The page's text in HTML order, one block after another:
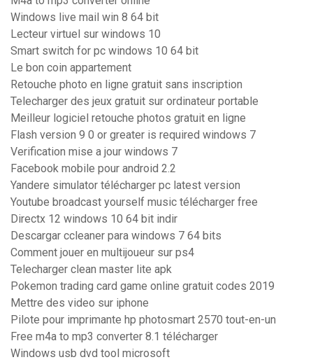
Windows live mail win 8 64 bit
Lecteur virtuel sur windows 10
Smart switch for pc windows 10 64 bit
Le bon coin appartement
Retouche photo en ligne gratuit sans inscription
Telecharger des jeux gratuit sur ordinateur portable
Meilleur logiciel retouche photos gratuit en ligne
Flash version 9 0 or greater is required windows 7
Verification mise a jour windows 7
Facebook mobile pour android 2.2
Yandere simulator télécharger pc latest version
Youtube broadcast yourself music télécharger free
Directx 12 windows 10 64 bit indir
Descargar ccleaner para windows 7 64 bits
Comment jouer en multijoueur sur ps4
Telecharger clean master lite apk
Pokemon trading card game online gratuit codes 2019
Mettre des video sur iphone
Pilote pour imprimante hp photosmart 2570 tout-en-un
Free m4a to mp3 converter 8.1 télécharger
Windows usb dvd tool microsoft